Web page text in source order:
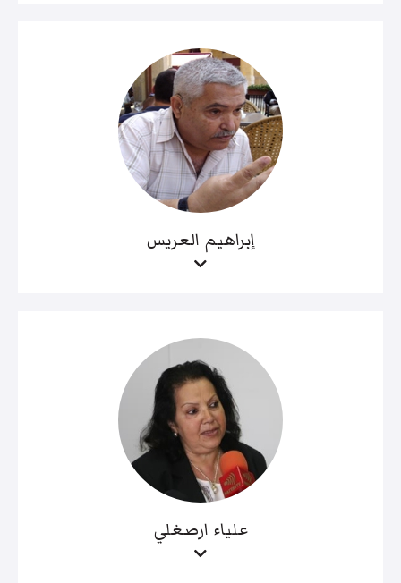
إبراهيم العريس
علياء ارصغلي